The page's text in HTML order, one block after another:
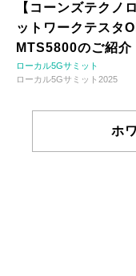
【コーンズテク
ットワークテスタ
MTS5800のご紹介
ローカル5Gサミット
ローカル5Gサミット2025
ホ